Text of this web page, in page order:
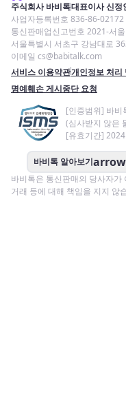
주식회사 바비톡대표이사 신정
사업자등록번호 836-86-02172
통신판매업신고번호 2021-서
서울특별시 서초구 강남대로
이메일 cs@babitalk.com
서비스 이용약관개인정보 처리
명예훼손 게시중단 요청
[인증범위] 바비
(심사받지 않은
[유효기간]
바비톡 알아보기
바비톡은 통신판매의 당사자가
거래 등에 대해 책임을 지지 않